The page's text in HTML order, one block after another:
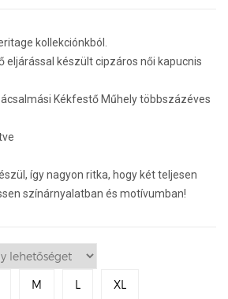
kollekciónkból.
eljárással készült cipzáros női kapucnis
Kékfestő Műhely többszázéves
így nagyon ritka, hogy két teljesen
színárnyalatban és motívumban!
M L XL